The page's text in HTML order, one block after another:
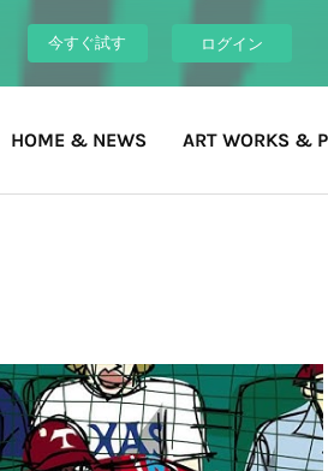
今すぐ試す ログイン
HOME & NEWS ART WORKS &